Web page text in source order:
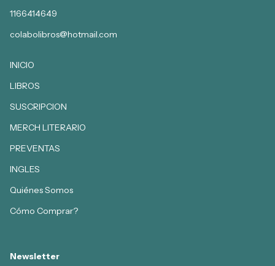
1166414649
colabolibros@hotmail.com
INICIO
LIBROS
SUSCRIPCION
MERCH LITERARIO
PREVENTAS
INGLES
Quiénes Somos
Cómo Comprar?
Newsletter